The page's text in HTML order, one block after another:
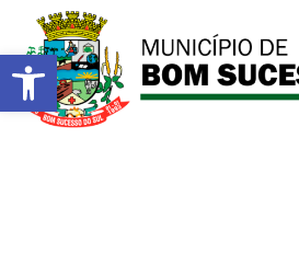
Barra de